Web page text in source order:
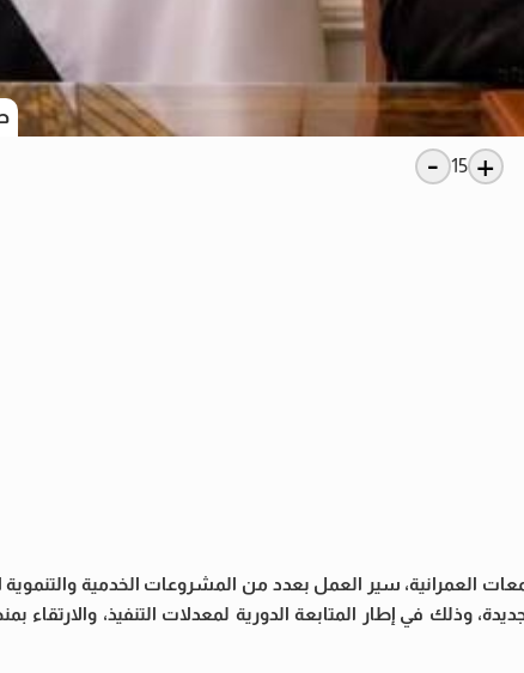
+
15
-
العمرانية، سير العمل بعدد من المشروعات الخدمية والتنموية
وذلك في إطار المتابعة الدورية لمعدلات التنفيذ، والارتقاء